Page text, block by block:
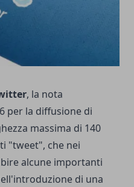
, la nota
per la diffusione di
massima di 140
"tweet", che nei
alcune importanti
di una